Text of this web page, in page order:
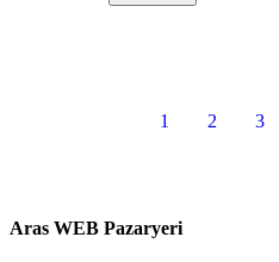
1 2 3
Aras WEB Pazaryeri